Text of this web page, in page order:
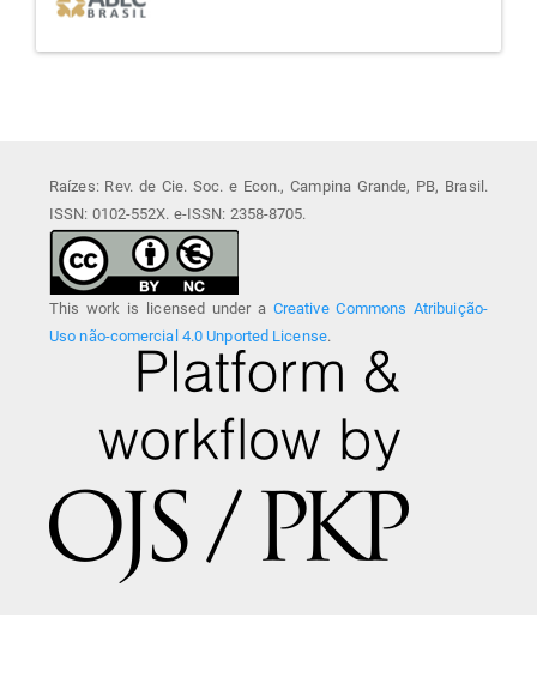
Raízes: Rev. de Cie. Soc. e Econ., Campina Grande, PB, Brasil.
ISSN: 0102-552X. e-ISSN: 2358-8705.
This work is licensed under a Creative Commons Atribuição-
Uso não-comercial 4.0 Unported License.